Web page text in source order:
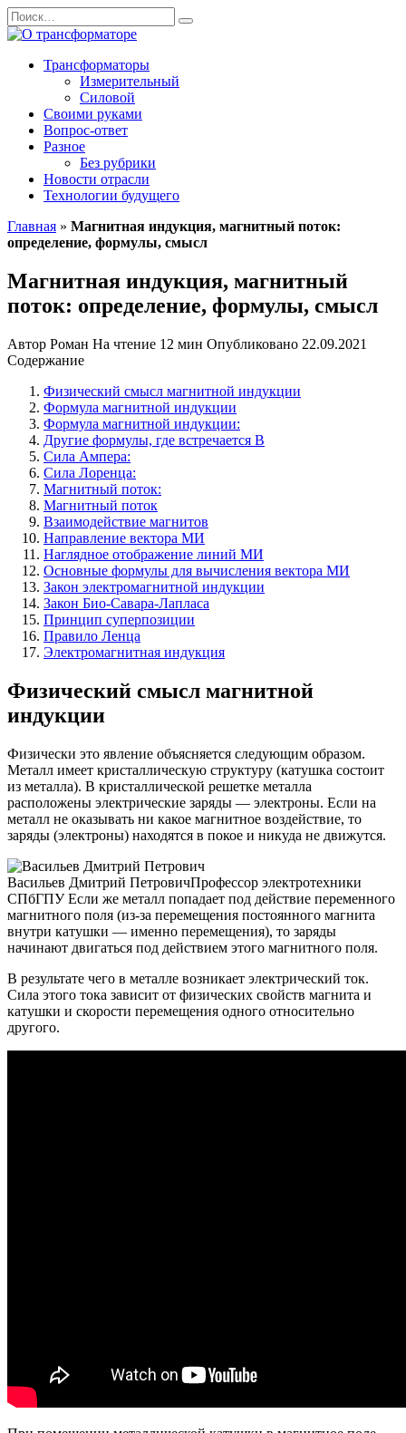
Перейти
к
содержанию
Search
for:
Трансформаторы
Измерительный
Силовой
Своими руками
Вопрос-ответ
Разное
Без рубрики
Новости отрасли
Технологии будущего
Главная » Магнитная индукция, магнитный поток:
определение, формулы, смысл
Магнитная индукция, магнитный
поток: определение, формулы, смысл
Автор Роман На чтение 12 мин Опубликовано 22.09.2021
Содержание
Физический смысл магнитной индукции
Формула магнитной индукции
Формула магнитной индукции:
Другие формулы, где встречается B
Сила Ампера:
Сила Лоренца:
Магнитный поток:
Магнитный поток
Взаимодействие магнитов
Направление вектора МИ
Наглядное отображение линий МИ
Основные формулы для вычисления вектора МИ
Закон электромагнитной индукции
Закон Био-Савара-Лапласа
Принцип суперпозиции
Правило Ленца
Электромагнитная индукция
Физический смысл магнитной
индукции
Физически это явление объясняется следующим образом.
Металл имеет кристаллическую структуру (катушка состоит
из металла). В кристаллической решетке металла
расположены электрические заряды — электроны. Если на
металл не оказывать ни какое магнитное воздействие, то
заряды (электроны) находятся в покое и никуда не движутся.
Васильев Дмитрий ПетровичПрофессор электротехники
СПбГПУ Если же металл попадает под действие переменного
магнитного поля (из-за перемещения постоянного магнита
внутри катушки — именно перемещения), то заряды
начинают двигаться под действием этого магнитного поля.
В результате чего в металле возникает электрический ток.
Сила этого тока зависит от физических свойств магнита и
катушки и скорости перемещения одного относительно
другого.